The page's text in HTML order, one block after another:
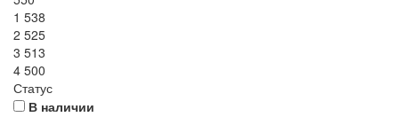
1 538
2 525
3 513
4 500
Статус
В наличии